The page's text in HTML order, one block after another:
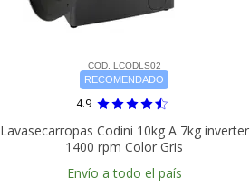
COD. LCODLS02
RECOMENDADO
4.9
Lavasecarropas Codini 10kg A 7kg inverter
1400 rpm Color Gris
Envío a todo el país